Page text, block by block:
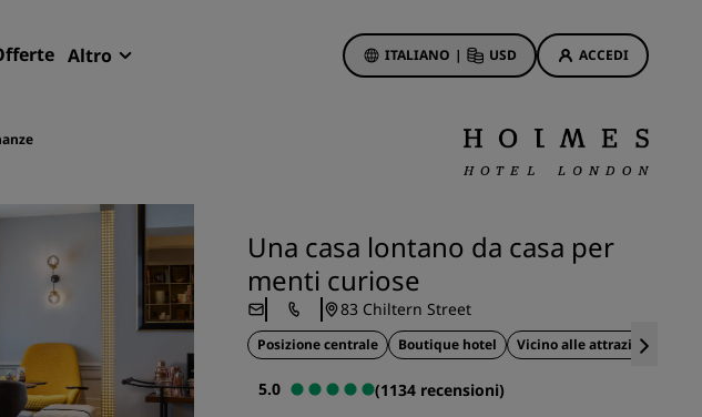
Altro ITALIANO | USD ACCEDI
aeroportuali
nuovi e di prossima
Offerte di hotel
Per la tua prima prenotazione,
meriti un regalo
Deals of the Day
Prenota in anticipo
Scopri i nostri pacchetti
Una casa lontano da casa per
menti curiose
83 Chiltern Street
Posizione centrale Boutique hotel Vicino alle attrazioni
5.0
(1134 recensioni)